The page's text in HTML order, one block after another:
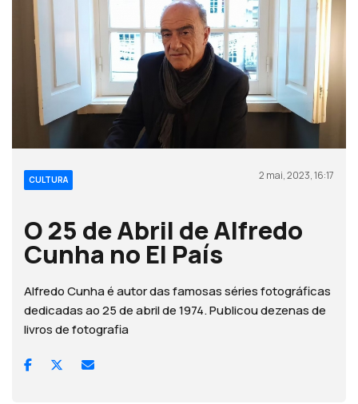
CULTURA 2 mai, 2023, 16:17
O 25 de Abril de Alfredo
Cunha no El País
Alfredo Cunha é autor das famosas séries fotográficas
dedicadas ao 25 de abril de 1974. Publicou dezenas de
livros de fotografia